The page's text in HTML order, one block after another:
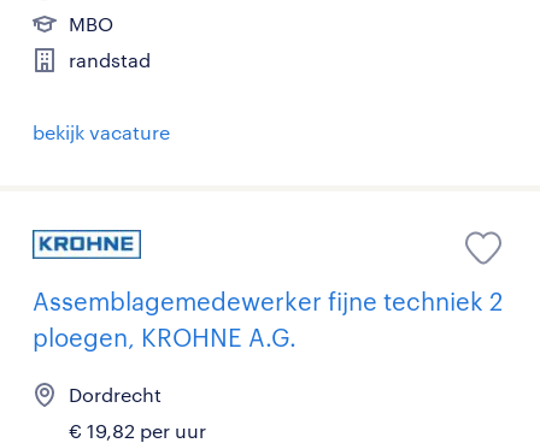
MBO
randstad
bekijk vacature
Assemblagemedewerker fijne techniek 2
ploegen, KROHNE A.G.
Dordrecht
€ 19,82 per uur